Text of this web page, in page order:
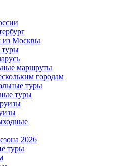
из Москвы
маршруты
городам
туры
туры
2026
туры